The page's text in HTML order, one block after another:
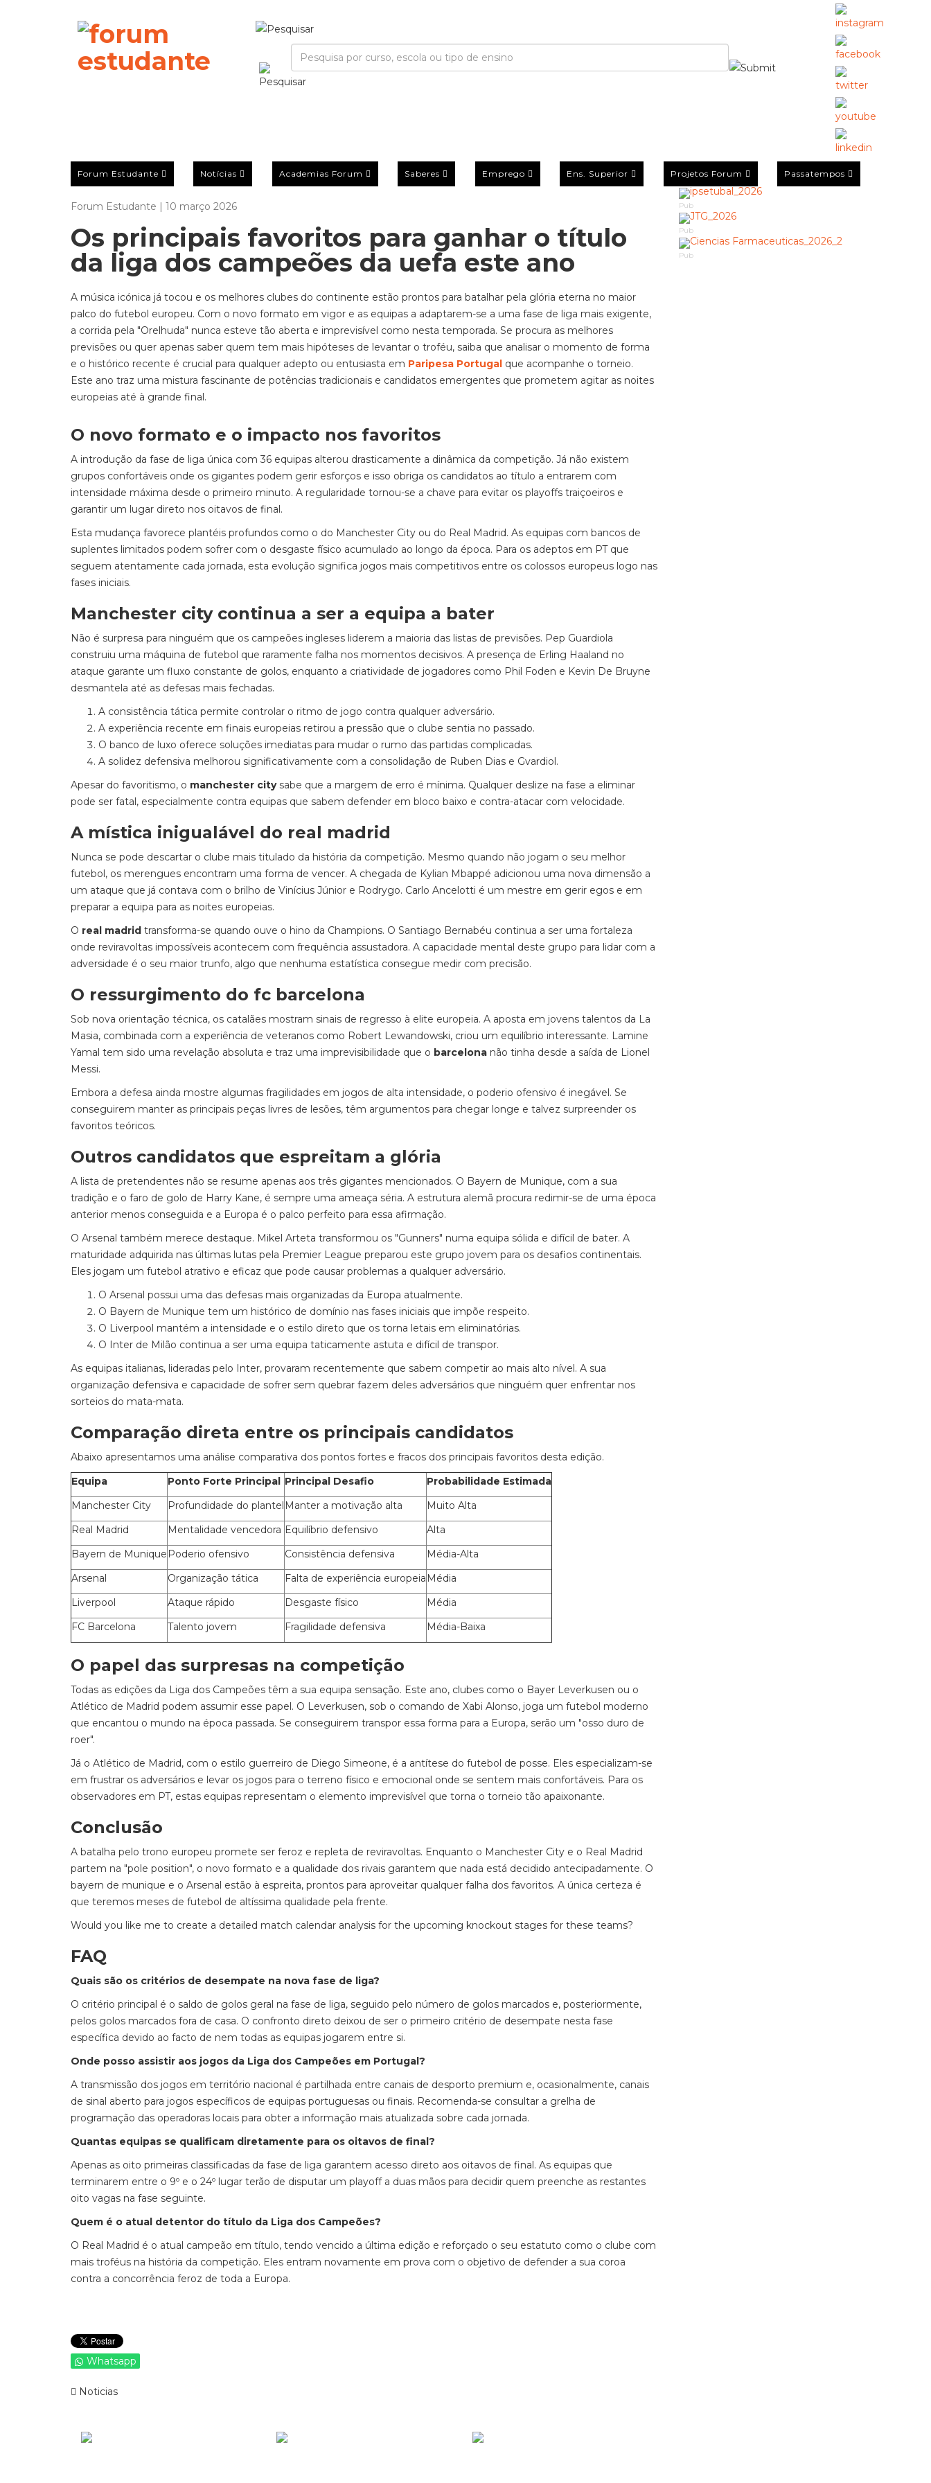
Forum Estudante Notícias Academias Forum Saberes Emprego Ens. Superior Projetos Forum Passatempos
Forum Estudante | 10 março 2026
Os principais favoritos para ganhar o título
da liga dos campeões da uefa este ano
A música icónica já tocou e os melhores clubes do continente estão prontos para batalhar pela glória eterna no maior
palco do futebol europeu. Com o novo formato em vigor e as equipas a adaptarem-se a uma fase de liga mais exigente,
a corrida pela "Orelhuda" nunca esteve tão aberta e imprevisível como nesta temporada. Se procura as melhores
previsões ou quer apenas saber quem tem mais hipóteses de levantar o troféu, saiba que analisar o momento de forma
e o histórico recente é crucial para qualquer adepto ou entusiasta em Paripesa Portugal que acompanhe o torneio.
Este ano traz uma mistura fascinante de potências tradicionais e candidatos emergentes que prometem agitar as noites
europeias até à grande final.
O novo formato e o impacto nos favoritos
A introdução da fase de liga única com 36 equipas alterou drasticamente a dinâmica da competição. Já não existem
grupos confortáveis onde os gigantes podem gerir esforços e isso obriga os candidatos ao título a entrarem com
intensidade máxima desde o primeiro minuto. A regularidade tornou-se a chave para evitar os playoffs traiçoeiros e
garantir um lugar direto nos oitavos de final.
Esta mudança favorece plantéis profundos como o do Manchester City ou do Real Madrid. As equipas com bancos de
suplentes limitados podem sofrer com o desgaste físico acumulado ao longo da época. Para os adeptos em PT que
seguem atentamente cada jornada, esta evolução significa jogos mais competitivos entre os colossos europeus logo nas
fases iniciais.
Manchester city continua a ser a equipa a bater
Não é surpresa para ninguém que os campeões ingleses liderem a maioria das listas de previsões. Pep Guardiola
construiu uma máquina de futebol que raramente falha nos momentos decisivos. A presença de Erling Haaland no
ataque garante um fluxo constante de golos, enquanto a criatividade de jogadores como Phil Foden e Kevin De Bruyne
desmantela até as defesas mais fechadas.
A consistência tática permite controlar o ritmo de jogo contra qualquer adversário.
A experiência recente em finais europeias retirou a pressão que o clube sentia no passado.
O banco de luxo oferece soluções imediatas para mudar o rumo das partidas complicadas.
A solidez defensiva melhorou significativamente com a consolidação de Ruben Dias e Gvardiol.
Apesar do favoritismo, o manchester citysabe que a margem de erro é mínima. Qualquer deslize na fase a eliminar
pode ser fatal, especialmente contra equipas que sabem defender em bloco baixo e contra-atacar com velocidade.
A mística inigualável do real madrid
Nunca se pode descartar o clube mais titulado da história da competição. Mesmo quando não jogam o seu melhor
futebol, os merengues encontram uma forma de vencer. A chegada de Kylian Mbappé adicionou uma nova dimensão a
um ataque que já contava com o brilho de Vinícius Júnior e Rodrygo. Carlo Ancelotti é um mestre em gerir egos e em
preparar a equipa para as noites europeias.
O real madrid transforma-se quando ouve o hino da Champions. O Santiago Bernabéu continua a ser uma fortaleza
onde reviravoltas impossíveis acontecem com frequência assustadora. A capacidade mental deste grupo para lidar com a
adversidade é o seu maior trunfo, algo que nenhuma estatística consegue medir com precisão.
O ressurgimento do fc barcelona
Sob nova orientação técnica, os catalães mostram sinais de regresso à elite europeia. A aposta em jovens talentos da La
Masia, combinada com a experiência de veteranos como Robert Lewandowski, criou um equilíbrio interessante. Lamine
Yamal tem sido uma revelação absoluta e traz uma imprevisibilidade que o barcelona não tinha desde a saída de Lionel
Messi.
Embora a defesa ainda mostre algumas fragilidades em jogos de alta intensidade, o poderio ofensivo é inegável. Se
conseguirem manter as principais peças livres de lesões, têm argumentos para chegar longe e talvez surpreender os
favoritos teóricos.
Outros candidatos que espreitam a glória
A lista de pretendentes não se resume apenas aos três gigantes mencionados. O Bayern de Munique, com a sua
tradição e o faro de golo de Harry Kane, é sempre uma ameaça séria. A estrutura alemã procura redimir-se de uma época
anterior menos conseguida e a Europa é o palco perfeito para essa afirmação.
O Arsenal também merece destaque. Mikel Arteta transformou os "Gunners" numa equipa sólida e difícil de bater. A
maturidade adquirida nas últimas lutas pela Premier League preparou este grupo jovem para os desafios continentais.
Eles jogam um futebol atrativo e eficaz que pode causar problemas a qualquer adversário.
O Arsenal possui uma das defesas mais organizadas da Europa atualmente.
O Bayern de Munique tem um histórico de domínio nas fases iniciais que impõe respeito.
O Liverpool mantém a intensidade e o estilo direto que os torna letais em eliminatórias.
O Inter de Milão continua a ser uma equipa taticamente astuta e difícil de transpor.
As equipas italianas, lideradas pelo Inter, provaram recentemente que sabem competir ao mais alto nível. A sua
organização defensiva e capacidade de sofrer sem quebrar fazem deles adversários que ninguém quer enfrentar nos
sorteios do mata-mata.
Comparação direta entre os principais candidatos
Abaixo apresentamos uma análise comparativa dos pontos fortes e fracos dos principais favoritos desta edição.
Equipa
Ponto Forte Principal Principal Desafio
Probabilidade Estimada
Manchester City
Profundidade do plantel Manter a motivação alta
Muito Alta
Real Madrid
Mentalidade vencedora Equilíbrio defensivo
Alta
Bayern de Munique Poderio ofensivo Consistência defensiva
Média-Alta
Arsenal
Organização tática Falta de experiência europeia Média
Liverpool
Ataque rápido Desgaste físico
Média
FC Barcelona
Talento jovem Fragilidade defensiva Média-Baixa
O papel das surpresas na competição
Todas as edições da Liga dos Campeões têm a sua equipa sensação. Este ano, clubes como o Bayer Leverkusen ou o
Atlético de Madrid podem assumir esse papel. O Leverkusen, sob o comando de Xabi Alonso, joga um futebol moderno
que encantou o mundo na época passada. Se conseguirem transpor essa forma para a Europa, serão um "osso duro de
roer".
Já o Atlético de Madrid, com o estilo guerreiro de Diego Simeone, é a antítese do futebol de posse. Eles especializam-se
em frustrar os adversários e levar os jogos para o terreno físico e emocional onde se sentem mais confortáveis. Para os
observadores em PT, estas equipas representam o elemento imprevisível que torna o torneio tão apaixonante.
Conclusão
A batalha pelo trono europeu promete ser feroz e repleta de reviravoltas. Enquanto o Manchester City e o Real Madrid
partem na "pole position", o novo formato e a qualidade dos rivais garantem que nada está decidido antecipadamente. O
bayern de munique e o Arsenal estão à espreita, prontos para aproveitar qualquer falha dos favoritos. A única certeza é
que teremos meses de futebol de altíssima qualidade pela frente.
Would you like me to create a detailed match calendar analysis for the upcoming knockout stages for these teams?
FAQ
Quais são os critérios de desempate na nova fase de liga?
O critério principal é o saldo de golos geral na fase de liga, seguido pelo número de golos marcados e, posteriormente,
pelos golos marcados fora de casa. O confronto direto deixou de ser o primeiro critério de desempate nesta fase
específica devido ao facto de nem todas as equipas jogarem entre si.
Onde posso assistir aos jogos da Liga dos Campeões em Portugal?
A transmissão dos jogos em território nacional é partilhada entre canais de desporto premium e, ocasionalmente, canais
de sinal aberto para jogos específicos de equipas portuguesas ou finais. Recomenda-se consultar a grelha de
programação das operadoras locais para obter a informação mais atualizada sobre cada jornada.
Quantas equipas se qualificam diretamente para os oitavos de final?
Apenas as oito primeiras classificadas da fase de liga garantem acesso direto aos oitavos de final. As equipas que
terminarem entre o 9º e o 24º lugar terão de disputar um playoff a duas mãos para decidir quem preenche as restantes
oito vagas na fase seguinte.
Quem é o atual detentor do título da Liga dos Campeões?
O Real Madrid é o atual campeão em título, tendo vencido a última edição e reforçado o seu estatuto como o clube com
mais troféus na história da competição. Eles entram novamente em prova com o objetivo de defender a sua coroa
contra a concorrência feroz de toda a Europa.
Whatsapp
Noticias
Pub
Pub
Pub